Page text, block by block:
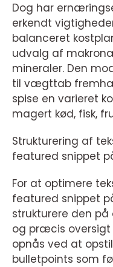
Dog har
erkendt
balanceret
udvalg af
mineraler. Den
til vægttab
spise en varieret
magert kød, fisk,
Strukturering af
featured snippet
For at optimere
featured snippet
strukturere den
og præcis oversigt
opnås ved at
bulletpoints som